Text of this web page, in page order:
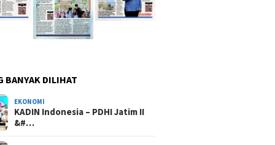
BANYAK DILIHAT
EKONOMI
KADIN Indonesia – PDHI Jatim II
&#…